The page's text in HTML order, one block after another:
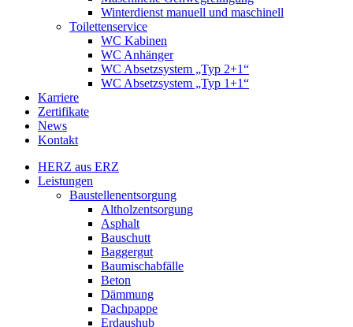
Winterdienst manuell und maschinell
Toilettenservice
WC Kabinen
WC Anhänger
WC Absetzsystem „Typ 2+1“
WC Absetzsystem „Typ 1+1“
Karriere
Zertifikate
News
Kontakt
HERZ aus ERZ
Leistungen
Baustellenentsorgung
Altholzentsorgung
Asphalt
Bauschutt
Baggergut
Baumischabfälle
Beton
Dämmung
Dachpappe
Erdaushub